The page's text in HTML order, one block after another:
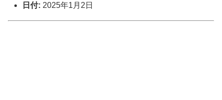
日付: 2025年1月2日